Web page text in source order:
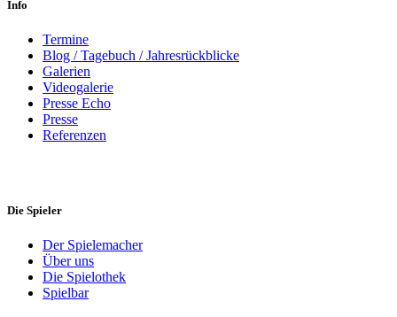
Info
Termine
Blog / Tagebuch / Jahresrückblicke
Galerien
Videogalerie
Presse Echo
Presse
Referenzen
Die Spieler
Der Spielemacher
Über uns
Die Spielothek
Spielbar